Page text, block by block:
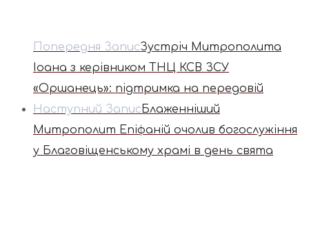
Попередня ЗаписЗустріч Митрополита
Іоана з керівником ТНЦ КСВ ЗСУ
«Оршанець»: підтримка на передовій
Наступний Запис Блаженніший
Митрополит Епіфаній очолив богослужіння
у Благовіщенському храмі в день свята